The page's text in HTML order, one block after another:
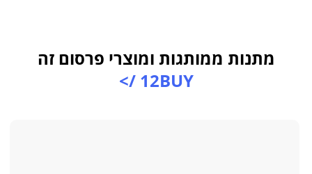
מתנות ממותגות ומוצרי פרסום זה
12BUY />